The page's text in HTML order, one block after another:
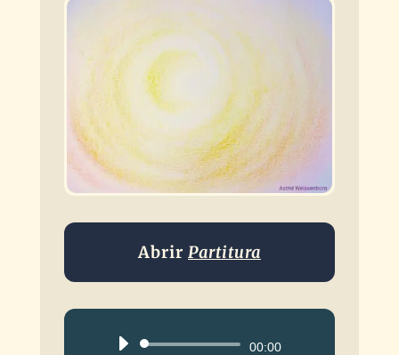
Abrir Partitura
Reproductor00:00